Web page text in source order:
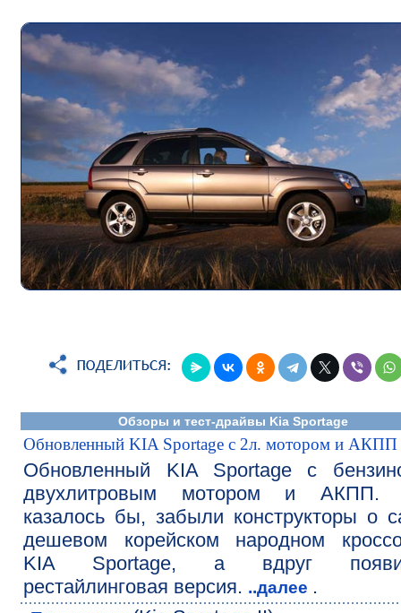
Обзоры и тест-драйвы Kia Sportage
Обновленный KIA Sportage с 2л. мотором и АКПП
Обновленный KIA Sportage с
двухлитровым мотором и АКПП.
казалось бы, забыли конструкторы о
дешевом корейском народном
KIA Sportage, а вдруг
рестайлинговая версия. ..далее .